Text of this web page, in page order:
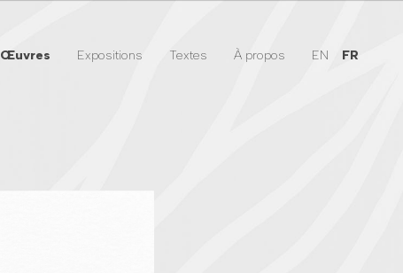
Œuvres Expositions Textes À propos EN FR